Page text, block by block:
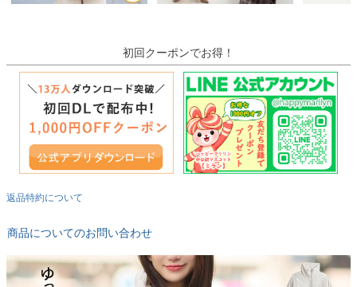
初回クーポンでお得！
返品特約について
商品についてのお問い合わせ